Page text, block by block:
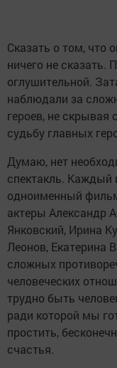
Сказать о том, что
ничего не сказать.
оглушительной.
наблюдали за
героев, не скрывая
судьбу главных
Думаю, нет
спектакль. Каждый
одноименный
актеры Александр
Янковский, Ирина
Леонов, Екатерина
сложных
человеческих
трудно быть
ради которой мы
простить,
счастья.